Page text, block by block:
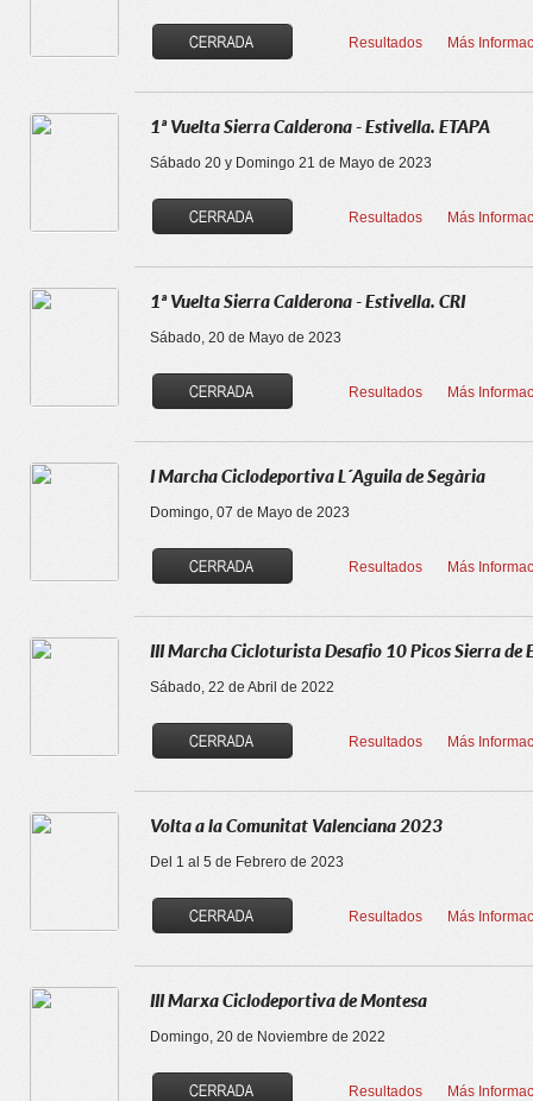
Resultados Más
1ª Vuelta Sierra Calderona - Estivella. ETAPA
Sábado 20 y Domingo 21 de Mayo de 2023
Resultados Más
1ª Vuelta Sierra Calderona - Estivella. CRI
Sábado, 20 de Mayo de 2023
Resultados Más
I Marcha Ciclodeportiva L´Aguila de Segària
Domingo, 07 de Mayo de 2023
Resultados Más
III Marcha Cicloturista Desafio 10 Picos Sierra de
Sábado, 22 de Abril de 2022
Resultados Más
Volta a la Comunitat Valenciana 2023
Del 1 al 5 de Febrero de 2023
Resultados Más
III Marxa Ciclodeportiva de Montesa
Domingo, 20 de Noviembre de 2022
Resultados Más